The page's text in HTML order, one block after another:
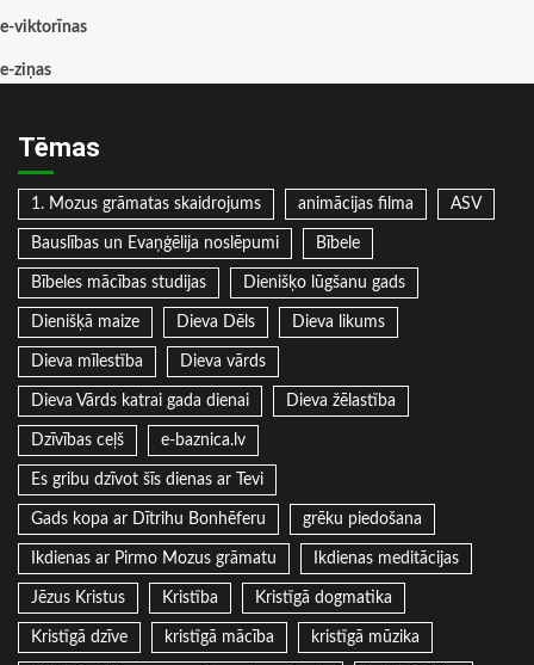
e-viktorīnas
e-ziņas
Tēmas
1. Mozus grāmatas skaidrojums animācijas filma ASV
Bauslības un Evaņģēlija noslēpumi Bībele
Bībeles mācības studijas Dienišķo lūgšanu gads
Dienišķā maize Dieva Dēls Dieva likums
Dieva mīlestība Dieva vārds
Dieva Vārds katrai gada dienai Dieva žēlastība
Dzīvības ceļš e-baznica.lv
Es gribu dzīvot šīs dienas ar Tevi
Gads kopa ar Dītrihu Bonhēferu grēku piedošana
Ikdienas ar Pirmo Mozus grāmatu Ikdienas meditācijas
Jēzus Kristus Kristība Kristīgā dogmatika
Kristīgā dzīve kristīgā mācība kristīgā mūzika